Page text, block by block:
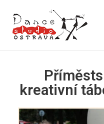
kreativní